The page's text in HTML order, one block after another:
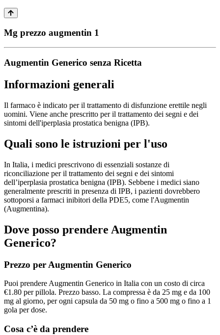
Mg prezzo augmentin 1
Augmentin Generico senza Ricetta
Informazioni generali
Il farmaco è indicato per il trattamento di disfunzione erettile negli
uomini. Viene anche prescritto per il trattamento dei segni e dei
sintomi dell'iperplasia prostatica benigna (IPB).
Quali sono le istruzioni per l'uso
In Italia, i medici prescrivono di essenziali sostanze di
riconciliazione per il trattamento dei segni e dei sintomi
dell’iperplasia prostatica benigna (IPB). Sebbene i medici siano
generalmente prescriti in presenza di IPB, i pazienti dovrebbero
sottoporsi a farmaci inibitori della PDE5, come l'Augmentin
(Augmentina).
Dove posso prendere Augmentin
Generico?
Prezzo per Augmentin Generico
Puoi prendere Augmentin Generico in Italia con un costo di circa
€1.80 per pillola. Prezzo basso. La compressa è da 25 mg e da 100
mg al giorno, per ogni capsula da 50 mg o fino a 500 mg o fino a 1
gola per dose.
Cosa c’è da prendere